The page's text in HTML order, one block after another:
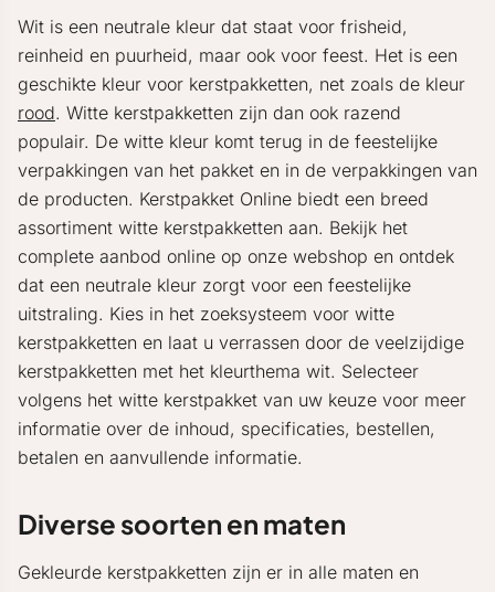
Wit is een neutrale kleur dat staat voor frisheid,
reinheid en puurheid, maar ook voor feest. Het is een
geschikte kleur voor kerstpakketten, net zoals de kleur
rood. Witte kerstpakketten zijn dan ook razend
populair. De witte kleur komt terug in de feestelijke
verpakkingen van het pakket en in de verpakkingen van
de producten. Kerstpakket Online biedt een breed
assortiment witte kerstpakketten aan. Bekijk het
complete aanbod online op onze webshop en ontdek
dat een neutrale kleur zorgt voor een feestelijke
uitstraling. Kies in het zoeksysteem voor witte
kerstpakketten en laat u verrassen door de veelzijdige
kerstpakketten met het kleurthema wit. Selecteer
volgens het witte kerstpakket van uw keuze voor meer
informatie over de inhoud, specificaties, bestellen,
betalen en aanvullende informatie.
Diverse soorten en maten
Gekleurde kerstpakketten zijn er in alle maten en